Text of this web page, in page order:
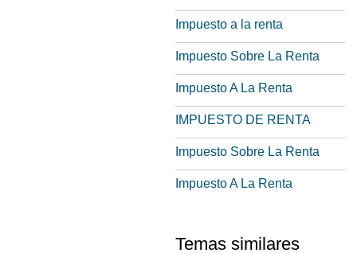
Impuesto a la renta
Impuesto Sobre La Renta
Impuesto A La Renta
IMPUESTO DE RENTA
Impuesto Sobre La Renta
Impuesto A La Renta
Temas similares